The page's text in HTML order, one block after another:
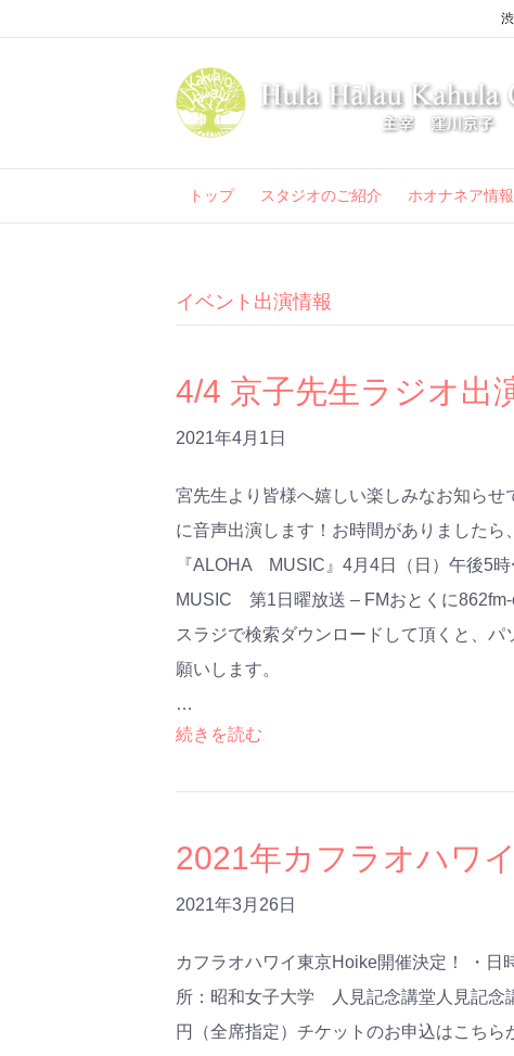
トップ スタジオのご紹介 ホオナネア情報
イベント出演情報
4/4 京子先生ラジオ出
2021年4月1日
宮先生より皆様へ嬉しい楽しみなお知ら
に音声出演します！お時間がありました
『ALOHA MUSIC』4月4日（日）午後5
MUSIC 第1日曜放送 – FMおとくに
スラジで検索ダウンロードして頂くと、
願いします。
…
続きを読む
2021年カフラオハワ
2021年3月26日
カフラオハワイ東京Hoike開催決定！ ・
所：昭和女子大学 人見記念講堂人見記念
円（全席指定）チケットのお申込はこち